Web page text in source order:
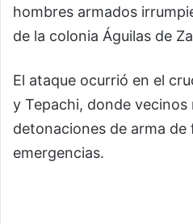
hombres armados
de la colonia Águilas de
El ataque ocurrió en el
y Tepachi, donde
detonaciones de arma de
emergencias.